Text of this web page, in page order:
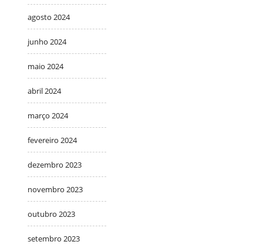
agosto 2024
junho 2024
maio 2024
abril 2024
março 2024
fevereiro 2024
dezembro 2023
novembro 2023
outubro 2023
setembro 2023